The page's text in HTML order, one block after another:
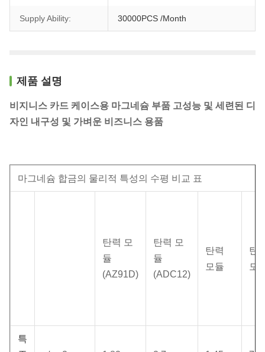
Supply Ability: 30000PCS /Month
제품 설명
비지니스 카드 케이스용 마그네슘 부품 고성능 및 세련된 디
자인 내구성 및 가벼운 비즈니스 용품
마그네슘 합금의 물리적 특성의 수평 비교 표
탄력 모
듈
(AZ91D)
탄력 모
듈
(ADC12)
탄력
모듈
탄
모
특